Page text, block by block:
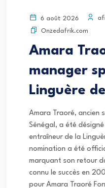
6 août 2026
Onzedafrik.com
Amara
manager
Linguère
Amara Traoré, ancien
Sénégal, a été
entraîneur de la
nomination a été
marquant son retour
connu le succès en
pour Amara Traoré